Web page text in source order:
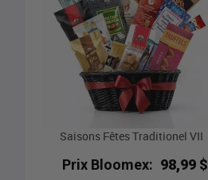
Saisons Fêtes Traditionel VII
Prix Bloomex: 98,99 $